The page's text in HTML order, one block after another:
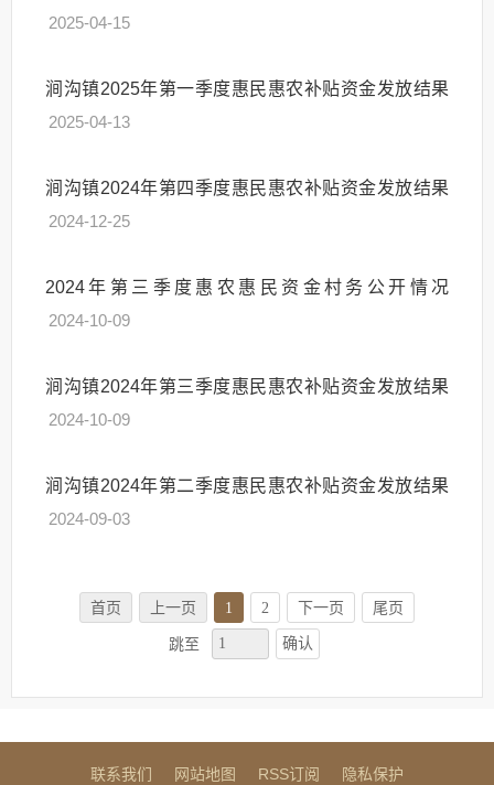
2025-04-15
涧沟镇2025年第一季度惠民惠农补贴资金发放结果
2025-04-13
涧沟镇2024年第四季度惠民惠农补贴资金发放结果
2024-12-25
2024年第三季度惠农惠民资金村务公开情况
2024-10-09
涧沟镇2024年第三季度惠民惠农补贴资金发放结果
2024-10-09
涧沟镇2024年第二季度惠民惠农补贴资金发放结果
2024-09-03
首页 上一页 1 2 下一页 尾页
跳至 确认
联系我们 网站地图 RSS订阅 隐私保护